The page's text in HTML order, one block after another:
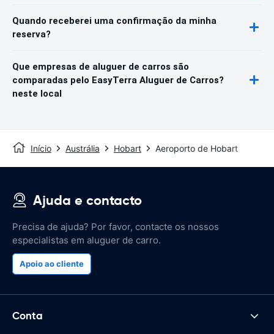
Quando receberei uma confirmação da minha
reserva?
Que empresas de aluguer de carros são
comparadas pelo EasyTerra Aluguer de Carros?
neste local
Início Austrália Hobart Aeroporto de Hobart
Ajuda e contacto
Precisa de ajuda? Por favor, contacte os nossos
especialistas em aluguer de carro.
Apoio ao cliente
Conta